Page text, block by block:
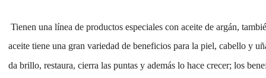
Tienen una línea de productos especiales con aceite de argán,
aceite tiene una gran variedad de beneficios para la piel, cabello y
da brillo, restaura, cierra las puntas y además lo hace crecer; los